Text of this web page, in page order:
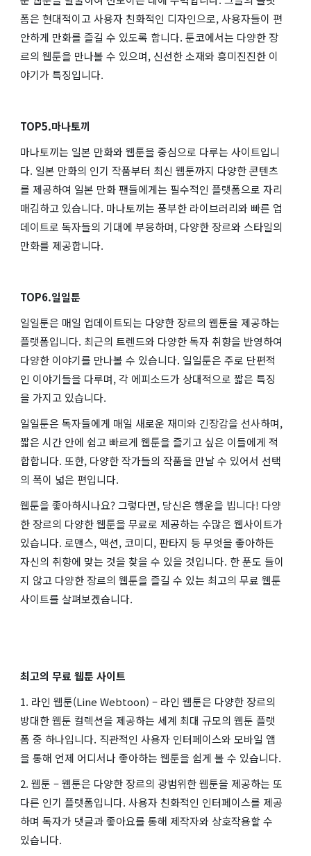
폼은 현대적이고 사용자 친화적인 디자인으로, 사용자들이 편
안하게 만화를 즐길 수 있도록 합니다. 툰코에서는 다양한 장
르의 웹툰을 만나볼 수 있으며, 신선한 소재와 흥미진진한 이
야기가 특징입니다.
TOP5.마나토끼
마나토끼는 일본 만화와 웹툰을 중심으로 다루는 사이트입니
다. 일본 만화의 인기 작품부터 최신 웹툰까지 다양한 콘텐츠
를 제공하여 일본 만화 팬들에게는 필수적인 플랫폼으로 자리
매김하고 있습니다. 마나토끼는 풍부한 라이브러리와 빠른 업
데이트로 독자들의 기대에 부응하며, 다양한 장르와 스타일의
만화를 제공합니다.
TOP6.일일툰
일일툰은 매일 업데이트되는 다양한 장르의 웹툰을 제공하는
플랫폼입니다. 최근의 트렌드와 다양한 독자 취향을 반영하여
다양한 이야기를 만나볼 수 있습니다. 일일툰은 주로 단편적
인 이야기들을 다루며, 각 에피소드가 상대적으로 짧은 특징
을 가지고 있습니다.
일일툰은 독자들에게 매일 새로운 재미와 긴장감을 선사하며,
짧은 시간 안에 쉽고 빠르게 웹툰을 즐기고 싶은 이들에게 적
합합니다. 또한, 다양한 작가들의 작품을 만날 수 있어서 선택
의 폭이 넓은 편입니다.
웹툰을 좋아하시나요? 그렇다면, 당신은 행운을 빕니다! 다양
한 장르의 다양한 웹툰을 무료로 제공하는 수많은 웹사이트가
있습니다. 로맨스, 액션, 코미디, 판타지 등 무엇을 좋아하든
자신의 취향에 맞는 것을 찾을 수 있을 것입니다. 한 푼도 들이
지 않고 다양한 장르의 웹툰을 즐길 수 있는 최고의 무료 웹툰
사이트를 살펴보겠습니다.
최고의 무료 웹툰 사이트
1. 라인 웹툰(Line Webtoon) – 라인 웹툰은 다양한 장르의
방대한 웹툰 컬렉션을 제공하는 세계 최대 규모의 웹툰 플랫
폼 중 하나입니다. 직관적인 사용자 인터페이스와 모바일 앱
을 통해 언제 어디서나 좋아하는 웹툰을 쉽게 볼 수 있습니다.
2. 웹툰 – 웹툰은 다양한 장르의 광범위한 웹툰을 제공하는 또
다른 인기 플랫폼입니다. 사용자 친화적인 인터페이스를 제공
하며 독자가 댓글과 좋아요를 통해 제작자와 상호작용할 수
있습니다.